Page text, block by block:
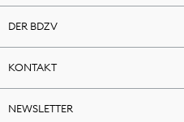
DER BDZV
KONTAKT
NEWSLETTER